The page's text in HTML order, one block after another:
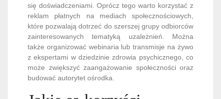
się doświadczeniami. Oprócz tego warto korzystać z
reklam płatnych na mediach społecznościowych,
które pozwalają dotrzeć do szerszej grupy odbiorców
zainteresowanych tematyką uzależnień. Można
także organizować webinaria lub transmisje na żywo
z ekspertami w dziedzinie zdrowia psychicznego, co
może zwiększyć zaangażowanie społeczności oraz
budować autorytet ośrodka.